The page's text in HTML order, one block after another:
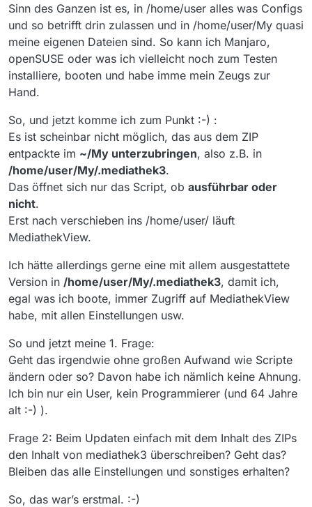
Sinn des Ganzen ist es, in /home/user alles was Configs
und so betrifft drin zulassen und in /home/user/My quasi
meine eigenen Dateien sind. So kann ich Manjaro,
openSUSE oder was ich vielleicht noch zum Testen
installiere, booten und habe imme mein Zeugs zur
Hand.
So, und jetzt komme ich zum Punkt :-) :
Es ist scheinbar nicht möglich, das aus dem ZIP
entpackte im ~/My unterzubringen, also z.B. in
/home/user/My/.mediathek3.
Das öffnet sich nur das Script, ob ausführbar oder
nicht.
Erst nach verschieben ins /home/user/ läuft
MediathekView.
Ich hätte allerdings gerne eine mit allem ausgestattete
Version in /home/user/My/.mediathek3, damit ich,
egal was ich boote, immer Zugriff auf MediathekView
habe, mit allen Einstellungen usw.
So und jetzt meine 1. Frage:
Geht das irgendwie ohne großen Aufwand wie Scripte
ändern oder so? Davon habe ich nämlich keine Ahnung.
Ich bin nur ein User, kein Programmierer (und 64 Jahre
alt :-) ).
Frage 2: Beim Updaten einfach mit dem Inhalt des ZIPs
den Inhalt von mediathek3 überschreiben? Geht das?
Bleiben das alle Einstellungen und sonstiges erhalten?
So, das war’s erstmal. :-)